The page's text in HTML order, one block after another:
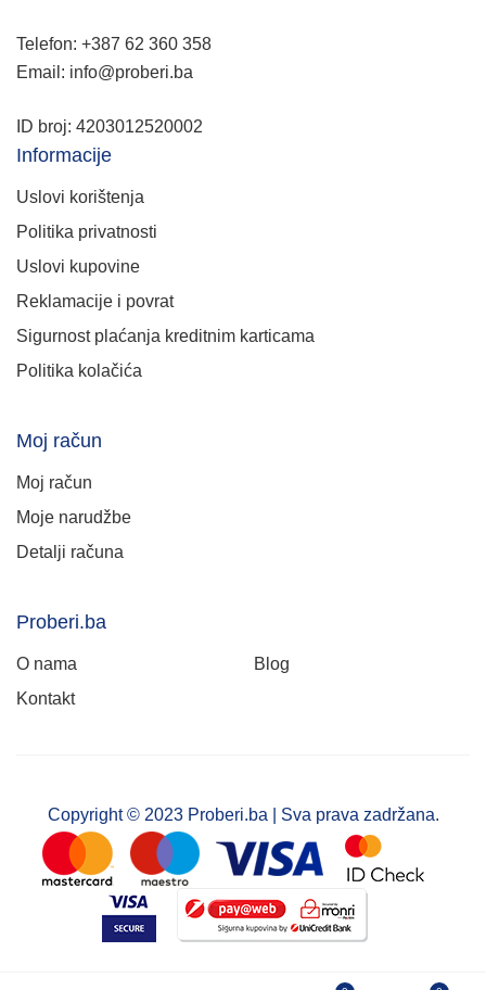
Telefon: +387 62 360 358
Email: info@proberi.ba
ID broj: 4203012520002
Informacije
Uslovi korištenja
Politika privatnosti
Uslovi kupovine
Reklamacije i povrat
Sigurnost plaćanja kreditnim karticama
Politika kolačića
Moj račun
Moj račun
Moje narudžbe
Detalji računa
Proberi.ba
O nama
Blog
Kontakt
Copyright © 2023 Proberi.ba | Sva prava zadržana.